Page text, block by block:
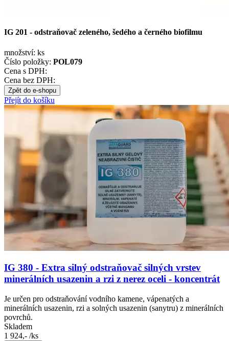
IG 201 - odstraňovač zeleného, šedého a černého biofilmu
množství: ks
Číslo položky: POL079
Cena s DPH:
Cena bez DPH:
Zpět do e-shopu
Přejít do košíku
IG 380 - Extra silný odstraňovač silných vrstev
minerálních usazenin a rzi z nerez oceli - koncentrát
Je určen pro odstraňování vodního kamene, vápenatých a
minerálních usazenin, rzi a solných usazenin (sanytru) z minerálních
povrchů.
Skladem
1 924,- /ks